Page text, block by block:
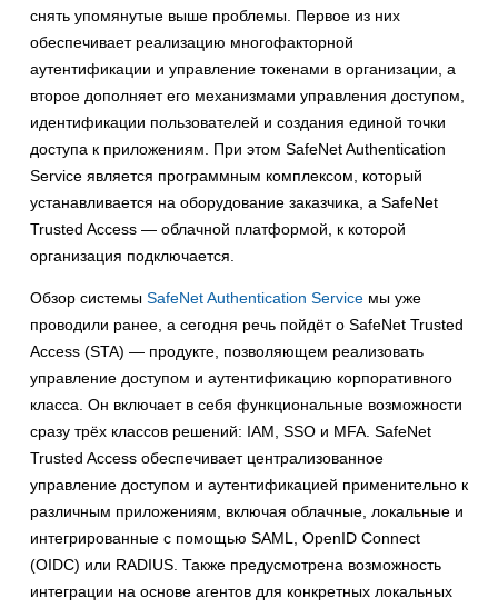
снять упомянутые выше проблемы. Первое из них
обеспечивает реализацию многофакторной
аутентификации и управление токенами в организации, а
второе дополняет его механизмами управления доступом,
идентификации пользователей и создания единой точки
доступа к приложениям. При этом SafeNet Authentication
Service является программным комплексом, который
устанавливается на оборудование заказчика, а SafeNet
Trusted Access — облачной платформой, к которой
организация подключается.
Обзор системы SafeNet Authentication Service мы уже
проводили ранее, а сегодня речь пойдёт о SafeNet Trusted
Access (STA) — продукте, позволяющем реализовать
управление доступом и аутентификацию корпоративного
класса. Он включает в себя функциональные возможности
сразу трёх классов решений: IAM, SSO и MFA. SafeNet
Trusted Access обеспечивает централизованное
управление доступом и аутентификацией применительно к
различным приложениям, включая облачные, локальные и
интегрированные с помощью SAML, OpenID Connect
(OIDC) или RADIUS. Также предусмотрена возможность
интеграции на основе агентов для конкретных локальных